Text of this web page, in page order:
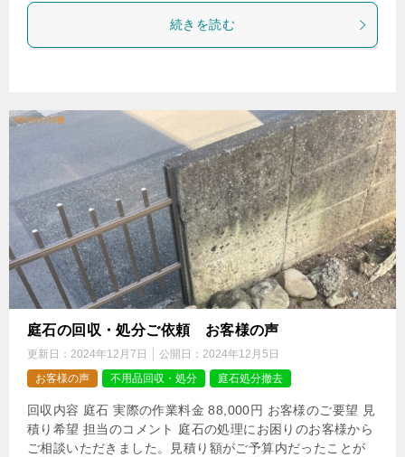
続きを読む
庭石の回収・処分ご依頼 お客様の声
更新日： 2024年12月7日 公開日： 2024年12月5日
お客様の声
不用品回収・処分 庭石処分撤去
回収内容 庭石 実際の作業料金 88,000円 お客様のご要望 見
積り希望 担当のコメント 庭石の処理にお困りのお客様から
ご相談いただきました。見積り額がご予算内だったことが